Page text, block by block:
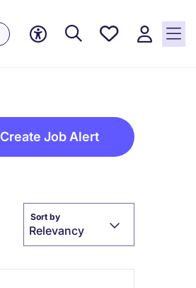
Saved
Create Job Alert
Sort by
Relevancy